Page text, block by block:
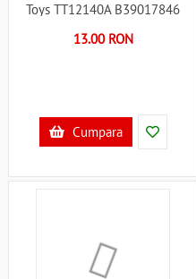
Toys TT12140A B39017846
13.00 RON
Cumpara